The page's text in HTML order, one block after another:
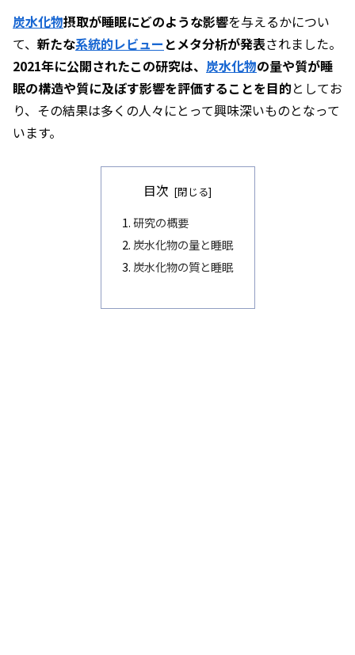
炭水化物摂取が睡眠にどのような影響を与えるかについ
て、 新たな系統的レビューとメタ分析が発表されました。
2021年に公開されたこの研究は、 炭水化物の量や質が睡
眠の構造や質に及ぼす影響を評価することを目的としてお
り、その結果は多くの人々にとって興味深いものとなって
います。
目次
研究の概要
炭水化物の量と睡眠
炭水化物の質と睡眠